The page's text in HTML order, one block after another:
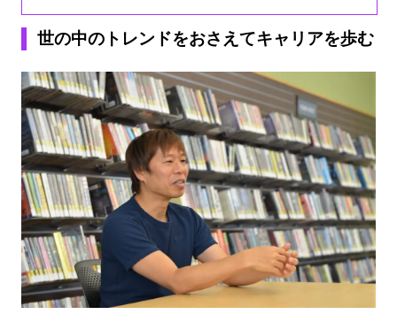
世の中のトレンドをおさ えてキャリアを歩む